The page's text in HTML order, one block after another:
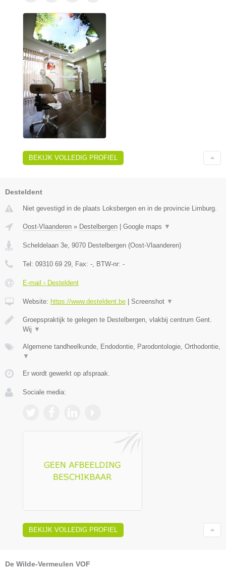
BEKIJK VOLLEDIG PROFIEL
Desteldent
Niet gevestigd in de plaats Loksbergen en in de provincie Limburg.
Oost-Vlaanderen » Destelbergen Google maps ▼
Scheldelaan 3e 9070 Destelbergen (Oost-Vlaanderen)
Tel: 09310 69 29 , Fax: - , BTW-nr: -
E-mail › Desteldent
Website: https://www.desteldent.be Screenshot ▼
Groepspraktijk te gelegen te Destelbergen, vlakbij centrum Gent.
Wij ▼
Algemene tandheelkunde, Endodontie, Parodontologie, Orthodontie,
▼
Er wordt gewerkt op afspraak.
Sociale media:
BEKIJK VOLLEDIG PROFIEL
De Wilde-Vermeulen VOF